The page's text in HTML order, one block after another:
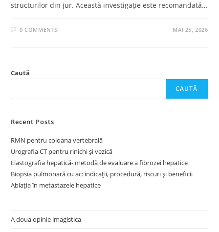
structurilor din jur. Această investigație este recomandată…
0 COMMENTS MAI 25, 2026
Caută
CAUTĂ
Recent Posts
RMN pentru coloana vertebrală
Urografia CT pentru rinichi și vezică
Elastografia hepatică- metodă de evaluare a fibrozei hepatice
Biopsia pulmonară cu ac: indicații, procedură, riscuri și beneficii
Ablația în metastazele hepatice
A doua opinie imagistica